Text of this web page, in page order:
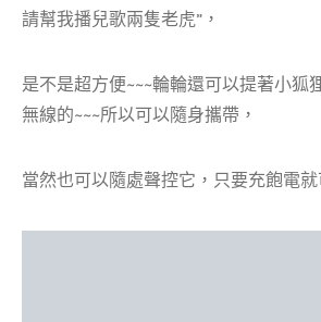
請幫我播兒歌兩隻老虎”，
是不是超方便~~~輪輪還可以提著小狐
無線的~~~所以可以隨身攜帶，
當然也可以隨處聲控它，只要充飽電